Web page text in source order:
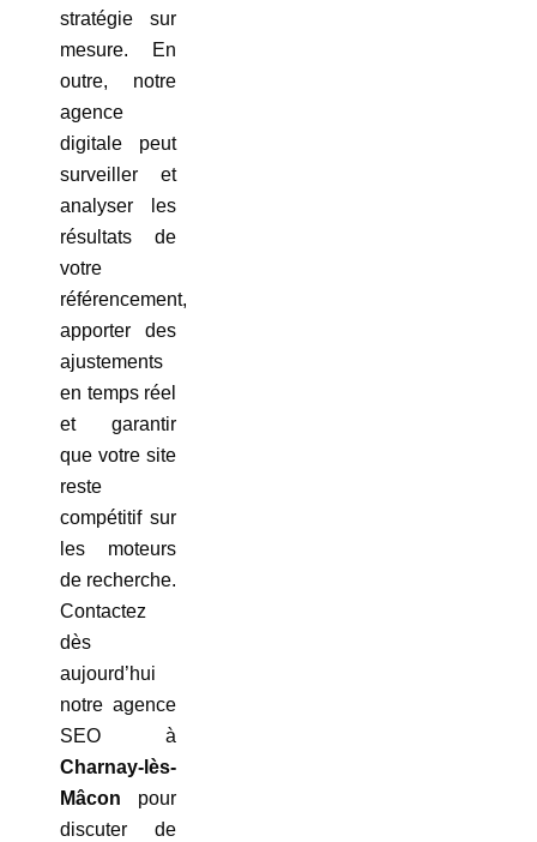
stratégie sur
mesure. En
outre, notre
agence
digitale peut
surveiller et
analyser les
résultats de
votre
référencement,
apporter des
ajustements
en temps réel
et garantir
que votre site
reste
compétitif sur
les moteurs
de recherche.
Contactez
dès
aujourd’hui
notre agence
SEO à
Charnay-lès-
Mâcon pour
discuter de